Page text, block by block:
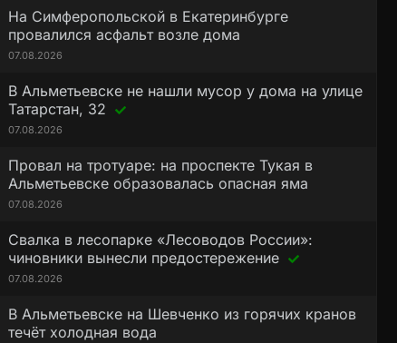
На Симферопольской в Екатеринбурге
провалился асфальт возле дома
07.08.2026
В Альметьевске не нашли мусор у дома на улице
Татарстан, 32
07.08.2026
Провал на тротуаре: на проспекте Тукая в
Альметьевске образовалась опасная яма
07.08.2026
Свалка в лесопарке «Лесоводов России»:
чиновники вынесли предостережение
07.08.2026
В Альметьевске на Шевченко из горячих кранов
течёт холодная вода